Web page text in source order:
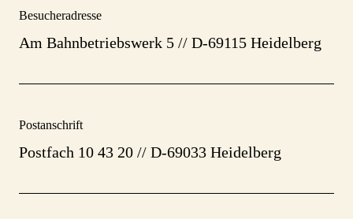
Besucheradresse
Am Bahnbetriebswerk 5 // D-69115 Heidelberg
Postanschrift
Postfach 10 43 20 // D-69033 Heidelberg